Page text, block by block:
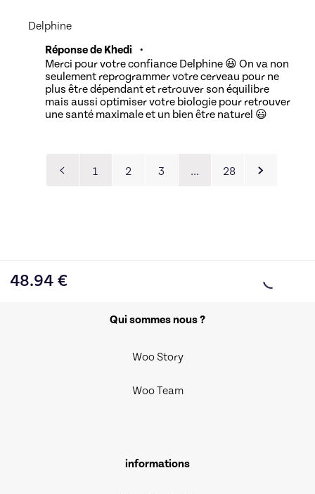
Delphine
Réponse de Khedi
•
Merci pour votre confiance Delphine 😃 On va non
seulement reprogrammer votre cerveau pour ne
plus être dépendant et retrouver son équilibre
mais aussi optimiser votre biologie pour retrouver
une santé maximale et un bien être naturel 😃
1 2 3 … 28
48.94 €
Qui sommes nous ?
Woo Story
Woo Team
informations